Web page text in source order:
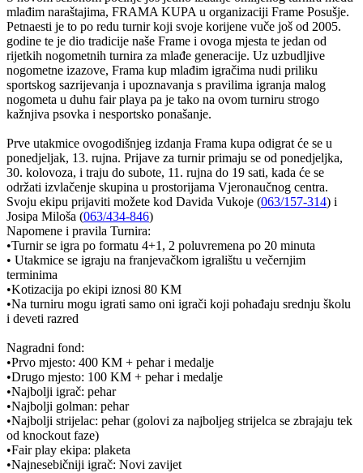
mlađim naraštajima, FRAMA KUPA u organizaciji Frame Posušje.
Petnaesti je to po redu turnir koji svoje korijene vuče još od 2005.
godine te je dio tradicije naše Frame i ovoga mjesta te jedan od
rijetkih nogometnih turnira za mlađe generacije. Uz uzbudljive
nogometne izazove, Frama kup mlađim igračima nudi priliku
sportskog sazrijevanja i upoznavanja s pravilima igranja malog
nogometa u duhu fair playa pa je tako na ovom turniru strogo
kažnjiva psovka i nesportsko ponašanje.
Prve utakmice ovogodišnjeg izdanja Frama kupa odigrat će se u
ponedjeljak, 13. rujna. Prijave za turnir primaju se od ponedjeljka,
30. kolovoza, i traju do subote, 11. rujna do 19 sati, kada će se
održati izvlačenje skupina u prostorijama Vjeronaučnog centra.
Svoju ekipu prijaviti možete kod Davida Vukoje (063/157-314) i
Josipa Miloša (063/434-846)
Napomene i pravila Turnira:
•Turnir se igra po formatu 4+1, 2 poluvremena po 20 minuta
• Utakmice se igraju na franjevačkom igralištu u večernjim
terminima
•Kotizacija po ekipi iznosi 80 KM
•Na turniru mogu igrati samo oni igrači koji pohađaju srednju školu
i deveti razred
Nagradni fond:
•Prvo mjesto: 400 KM + pehar i medalje
•Drugo mjesto: 100 KM + pehar i medalje
•Najbolji igrač: pehar
•Najbolji golman: pehar
•Najbolji strijelac: pehar (golovi za najboljeg strijelca se zbrajaju tek
od knockout faze)
•Fair play ekipa: plaketa
•Najnesebičniji igrač: Novi zavijet